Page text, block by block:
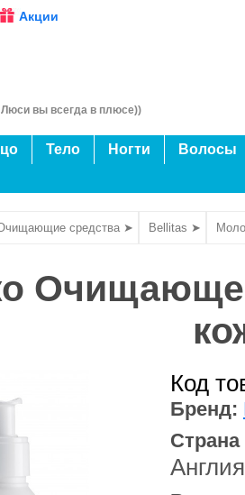
Акции
вы всегда в плюсе))
Тело Ногти
Волосы
средства ➤ Bellitas ➤
Код
Бренд:
Англия